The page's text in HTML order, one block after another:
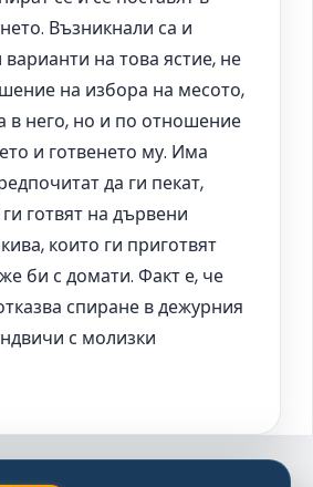
Възникнали са и
на това ястие, не
на избора на месото,
в него, но и по отношение
и готвенето му. Има
да ги пекат,
готвят на дървени
които ги приготвят
би с домати. Факт е, че
спиране в дежурния
с молизки